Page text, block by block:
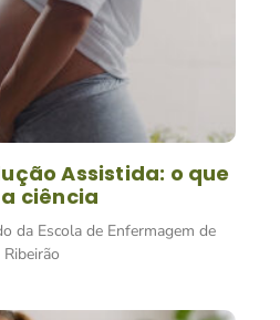
Assistida: o que
ciência
da Escola de Enfermagem de
Ribeirão